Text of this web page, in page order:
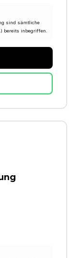
sind sämtliche
bereits inbegriffen.